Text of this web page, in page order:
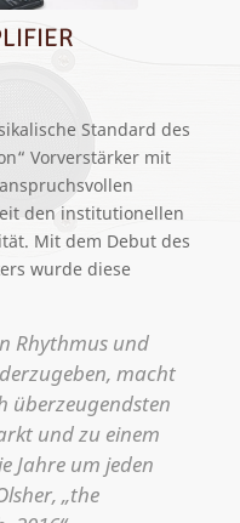
Standard des
Vorverstärker mit
den institutionellen
Mit dem Debut des
wurde diese
Rhythmus und
macht
überzeugendsten
und zu einem
Jahre um jeden
„the